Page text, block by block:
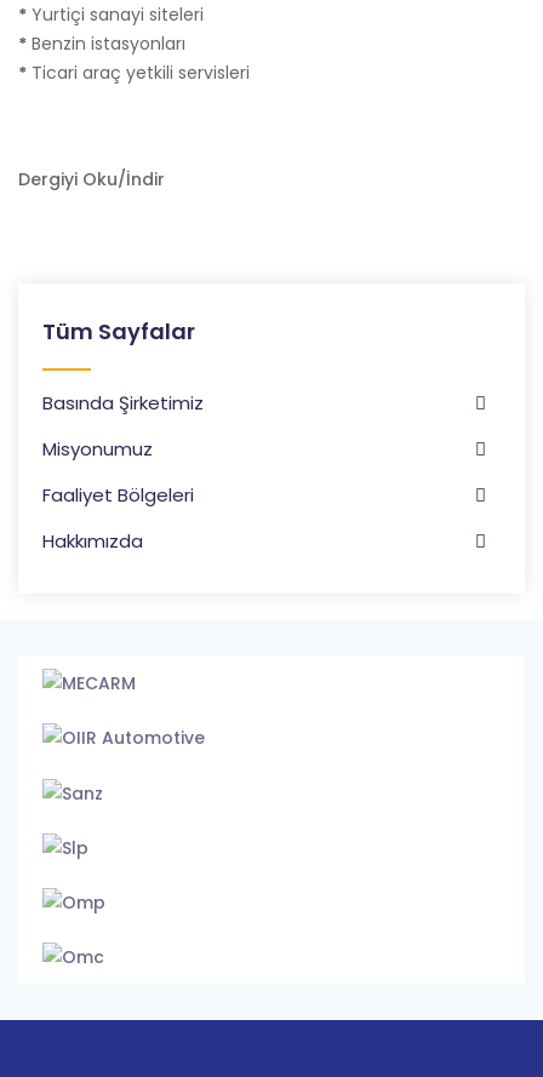
* Yurtiçi sanayi siteleri
* Benzin istasyonları
* Ticari araç yetkili servisleri
Dergiyi Oku/İndir
Tüm Sayfalar
Basında Şirketimiz
Misyonumuz
Faaliyet Bölgeleri
Hakkımızda